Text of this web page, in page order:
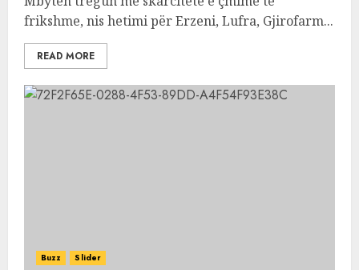
frikshme, nis hetimi për Erzeni, Lufra, Gjirofarm...
READ MORE
Buzz Slider